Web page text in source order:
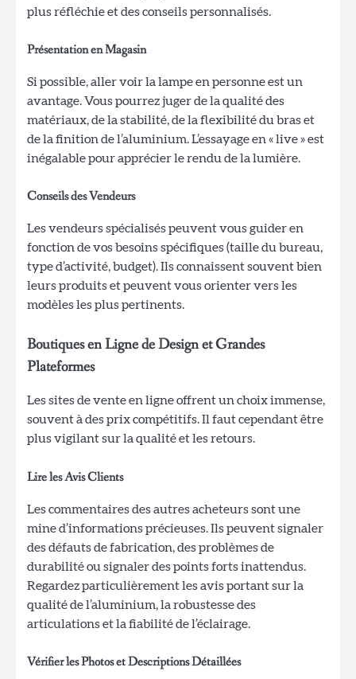
plus réfléchie et des conseils personnalisés.
Présentation en Magasin
Si possible, aller voir la lampe en personne est un
avantage. Vous pourrez juger de la qualité des
matériaux, de la stabilité, de la flexibilité du bras et
de la finition de l’aluminium. L’essayage en « live » est
inégalable pour apprécier le rendu de la lumière.
Conseils des Vendeurs
Les vendeurs spécialisés peuvent vous guider en
fonction de vos besoins spécifiques (taille du bureau,
type d’activité, budget). Ils connaissent souvent bien
leurs produits et peuvent vous orienter vers les
modèles les plus pertinents.
Boutiques en Ligne de Design et Grandes
Plateformes
Les sites de vente en ligne offrent un choix immense,
souvent à des prix compétitifs. Il faut cependant être
plus vigilant sur la qualité et les retours.
Lire les Avis Clients
Les commentaires des autres acheteurs sont une
mine d’informations précieuses. Ils peuvent signaler
des défauts de fabrication, des problèmes de
durabilité ou signaler des points forts inattendus.
Regardez particulièrement les avis portant sur la
qualité de l’aluminium, la robustesse des
articulations et la fiabilité de l’éclairage.
Vérifier les Photos et Descriptions Détaillées